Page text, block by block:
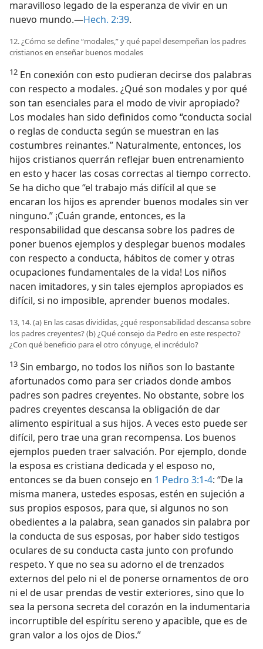
maravilloso legado de la esperanza de vivir en un
nuevo mundo.—Hech. 2:39.
12. ¿Cómo se define “modales,” y qué papel desempeñan los padres
cristianos en enseñar buenos modales
12 En conexión con esto pudieran decirse dos palabras
con respecto a modales. ¿Qué son modales y por qué
son tan esenciales para el modo de vivir apropiado?
Los modales han sido definidos como “conducta social
o reglas de conducta según se muestran en las
costumbres reinantes.” Naturalmente, entonces, los
hijos cristianos querrán reflejar buen entrenamiento
en esto y hacer las cosas correctas al tiempo correcto.
Se ha dicho que “el trabajo más difícil al que se
encaran los hijos es aprender buenos modales sin ver
ninguno.” ¡Cuán grande, entonces, es la
responsabilidad que descansa sobre los padres de
poner buenos ejemplos y desplegar buenos modales
con respecto a conducta, hábitos de comer y otras
ocupaciones fundamentales de la vida! Los niños
nacen imitadores, y sin tales ejemplos apropiados es
difícil, si no imposible, aprender buenos modales.
13, 14. (a) En las casas divididas, ¿qué responsabilidad descansa sobre
los padres creyentes? (b) ¿Qué consejo da Pedro en este respecto?
¿Con qué beneficio para el otro cónyuge, el incrédulo?
13 Sin embargo, no todos los niños son lo bastante
afortunados como para ser criados donde ambos
padres son padres creyentes. No obstante, sobre los
padres creyentes descansa la obligación de dar
alimento espiritual a sus hijos. A veces esto puede ser
difícil, pero trae una gran recompensa. Los buenos
ejemplos pueden traer salvación. Por ejemplo, donde
la esposa es cristiana dedicada y el esposo no,
entonces se da buen consejo en 1 Pedro 3:1-4: “De la
misma manera, ustedes esposas, estén en sujeción a
sus propios esposos, para que, si algunos no son
obedientes a la palabra, sean ganados sin palabra por
la conducta de sus esposas, por haber sido testigos
oculares de su conducta casta junto con profundo
respeto. Y que no sea su adorno el de trenzados
externos del pelo ni el de ponerse ornamentos de oro
ni el de usar prendas de vestir exteriores, sino que lo
sea la persona secreta del corazón en la indumentaria
incorruptible del espíritu sereno y apacible, que es de
gran valor a los ojos de Dios.”